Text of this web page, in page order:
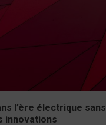
l’ère électrique sans
innovations